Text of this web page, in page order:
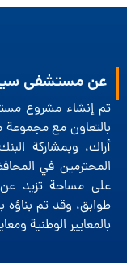
عن مستشفى
بالتعاون مع
أراك، وبمشاركة
على مساحة تزيد
طوابق، وقد تم بناؤه
بالمعايير الوطنية